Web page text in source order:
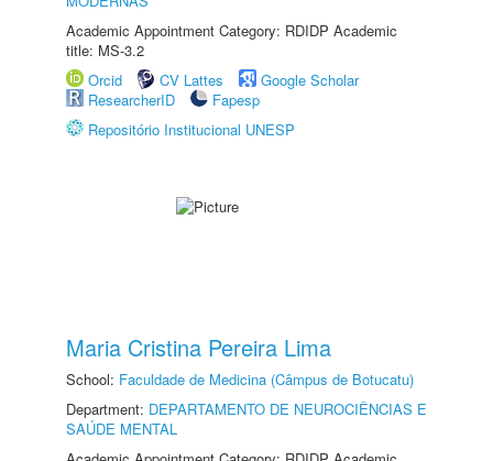
Academic Appointment Category: RDIDP Academic
title: MS-3.2
Orcid
CV Lattes
Google Scholar
ResearcherID
Fapesp
Repositório Institucional UNESP
Maria Cristina Pereira Lima
School: Faculdade de Medicina (Câmpus de Botucatu)
Department: DEPARTAMENTO DE NEUROCIÊNCIAS E
SAÚDE MENTAL